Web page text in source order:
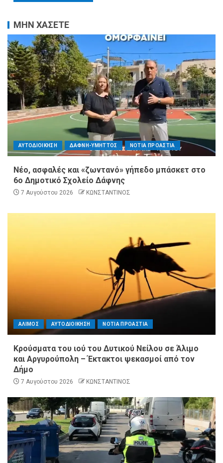
ΜΗΝ ΧΑΣΕΤΕ
ΑΥΤΟΔΙΟΙΚΗΣΗ ΔΑΦΝΗ-ΥΜΗΤΤΟΣ ΝΟΤΙΑ ΠΡΟΑΣΤΙΑ
Νέο, ασφαλές και «ζωντανό» γήπεδο μπάσκετ στο
6ο Δημοτικό Σχολείο Δάφνης
7 Αυγούστου 2026 ΚΩΝΣΤΑΝΤΙΝΟΣ
ΑΛΙΜΟΣ ΑΥΤΟΔΙΟΙΚΗΣΗ ΝΟΤΙΑ ΠΡΟΑΣΤΙΑ
Κρούσματα του ιού του Δυτικού Νείλου σε Άλιμο
και Αργυρούπολη – Έκτακτοι ψεκασμοί από τον
Δήμο
7 Αυγούστου 2026 ΚΩΝΣΤΑΝΤΙΝΟΣ